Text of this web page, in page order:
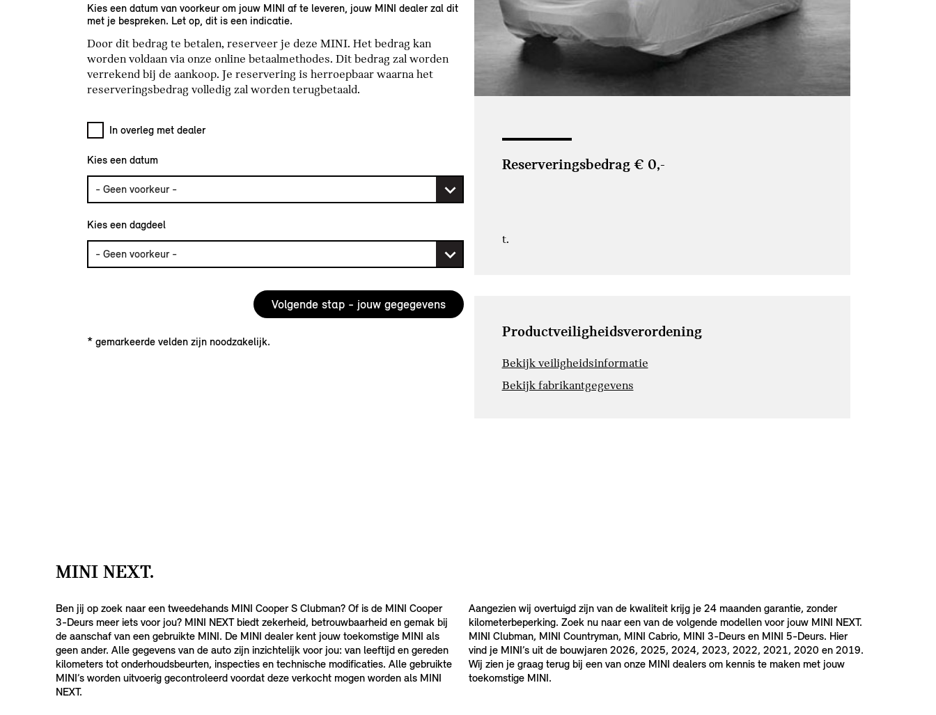
Kies een datum van voorkeur om jouw MINI af te leveren, jouw MINI dealer zal dit
met je bespreken. Let op, dit is een indicatie.
Door dit bedrag te betalen, reserveer je deze MINI. Het bedrag kan
worden voldaan via onze online betaalmethodes. Dit bedrag zal worden
verrekend bij de aankoop. Je reservering is herroepbaar waarna het
reserveringsbedrag volledig zal worden terugbetaald.
In overleg met dealer
Kies een datum
Kies een dagdeel
* gemarkeerde velden zijn noodzakelijk.
Reserveringsbedrag € 0,-
t.
Productveiligheidsverordening
Bekijk veiligheidsinformatie
Bekijk fabrikantgegevens
MINI NEXT.
Ben jij op zoek naar een tweedehands MINI Cooper S Clubman? Of is de MINI Cooper
3-Deurs meer iets voor jou? MINI NEXT biedt zekerheid, betrouwbaarheid en gemak bij
de aanschaf van een gebruikte MINI. De MINI dealer kent jouw toekomstige MINI als
geen ander. Alle gegevens van de auto zijn inzichtelijk voor jou: van leeftijd en gereden
kilometers tot onderhoudsbeurten, inspecties en technische modificaties. Alle gebruikte
MINI’s worden uitvoerig gecontroleerd voordat deze verkocht mogen worden als MINI
NEXT.
Aangezien wij overtuigd zijn van de kwaliteit krijg je 24 maanden garantie, zonder
kilometerbeperking. Zoek nu naar een van de volgende modellen voor jouw MINI NEXT.
MINI Clubman, MINI Countryman, MINI Cabrio, MINI 3-Deurs en MINI 5-Deurs. Hier
vind je MINI’s uit de bouwjaren 2026, 2025, 2024, 2023, 2022, 2021, 2020 en 2019.
Wij zien je graag terug bij een van onze MINI dealers om kennis te maken met jouw
toekomstige MINI.